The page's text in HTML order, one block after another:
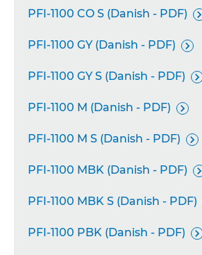
PFI-1100 CO S (Danish - PDF) 
PFI-1100 GY (Danish - PDF) 
PFI-1100 GY S (Danish - PDF) 
PFI-1100 M (Danish - PDF) 
PFI-1100 M S (Danish - PDF) 
PFI-1100 MBK (Danish - PDF) 
PFI-1100 MBK S (Danish - PDF)
PFI-1100 PBK (Danish - PDF) 